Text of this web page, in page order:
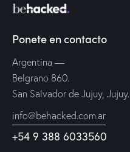
Ponete en contacto
Argentina —
Belgrano 860.
San Salvador de Jujuy, Jujuy.
info@behacked.com.ar
+54 9 388 6033560